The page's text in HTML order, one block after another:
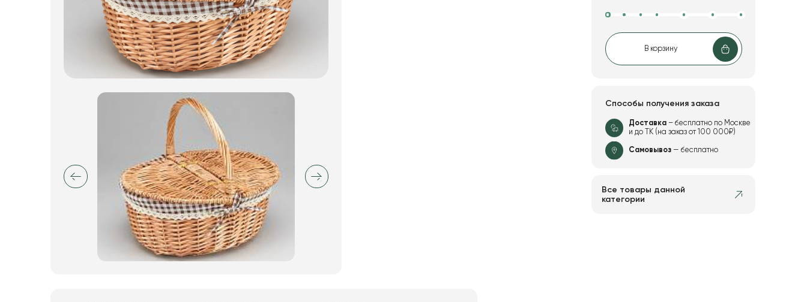
Искусственные цветы и растения
Декоративные вазы, кашпо
В корзину
Способы получения заказа
Доставка– бесплатно по Москве
и до ТК (на заказ от 100 000₽)
Самовывоз— бесплатно
Все товары данной
категории